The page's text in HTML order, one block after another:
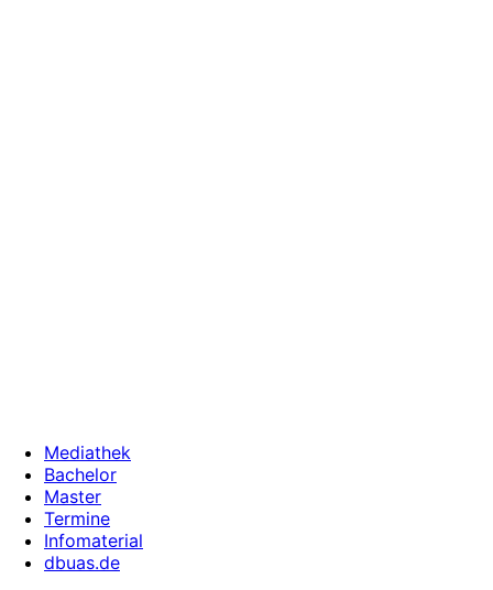
Mediathek
Bachelor
Master
Termine
Infomaterial
dbuas.de